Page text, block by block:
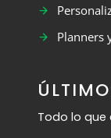
Planners
Todo lo que